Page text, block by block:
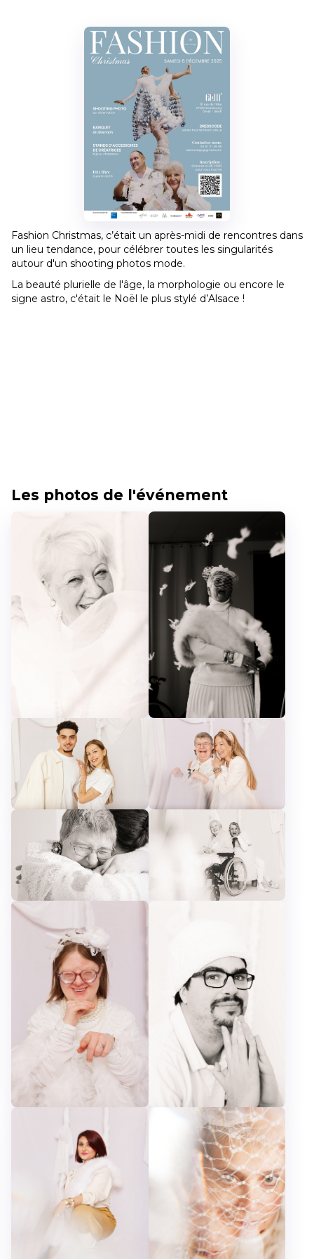
Fashion Christmas, c’était un après-midi de rencontres dans
un lieu tendance, pour célébrer toutes les singularités
autour d'un shooting photos mode.
La beauté plurielle de l'âge, la morphologie ou encore le
signe astro, c'était le Noël le plus stylé d’Alsace !
Les photos de l'événement